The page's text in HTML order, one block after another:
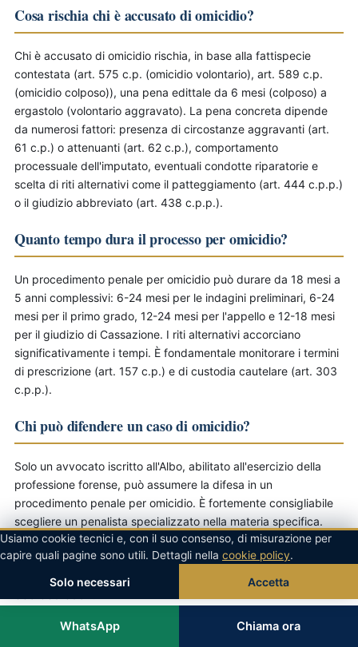
Cosa rischia chi è accusato di omicidio?
Chi è accusato di omicidio rischia, in base alla fattispecie
contestata (art. 575 c.p. (omicidio volontario), art. 589 c.p.
(omicidio colposo)), una pena edittale da 6 mesi (colposo) a
ergastolo (volontario aggravato). La pena concreta dipende
da numerosi fattori: presenza di circostanze aggravanti (art.
61 c.p.) o attenuanti (art. 62 c.p.), comportamento
processuale dell'imputato, eventuali condotte riparatorie e
scelta di riti alternativi come il patteggiamento (art. 444 c.p.p.)
o il giudizio abbreviato (art. 438 c.p.p.).
Quanto tempo dura il processo per omicidio?
Un procedimento penale per omicidio può durare da 18 mesi a
5 anni complessivi: 6-24 mesi per le indagini preliminari, 6-24
mesi per il primo grado, 12-24 mesi per l'appello e 12-18 mesi
per il giudizio di Cassazione. I riti alternativi accorciano
significativamente i tempi. È fondamentale monitorare i termini
di prescrizione (art. 157 c.p.) e di custodia cautelare (art. 303
c.p.p.).
Chi può difendere un caso di omicidio?
Solo un avvocato iscritto all'Albo, abilitato all'esercizio della
professione forense, può assumere la difesa in un
procedimento penale per omicidio. È fortemente consigliabile
scegliere un penalista specializzato nella materia specifica.
L'Avv. Massimo Romano, Cassazionista iscritto all'Ordine degli
Avvocati di Napoli (n. 14553) e Patrocinante in Cassazione dal
23/10/2015, è disponibile per assistenza in tutta Italia al +39
Come difendersi da un'accusa di omicidio?
WhatsApp Chiama ora
Usiamo cookie tecnici e, con il suo consenso, di misurazione per
capire quali pagine sono utili. Dettagli nella cookie policy.
Solo necessari Accetta